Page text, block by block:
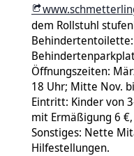
dem Rollstuhl
Öffnungszeiten:
18 Uhr; Mitte Nov.
Eintritt: Kinder von
mit Ermäßigung 6
Sonstiges: Nette
Hilfestellungen.